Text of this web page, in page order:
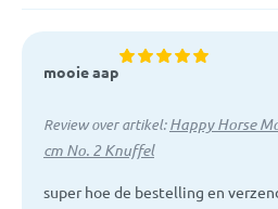
mooie aap
Review over artikel:Happy Horse
cm No. 2 Knuffel
super hoe de bestelling en